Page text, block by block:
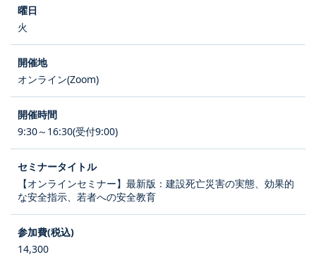
火
オンライン(Zoom)
9:30～16:30(受付9:00)
【オンラインセミナー】最新版：建設死亡災害の実態、効果的
な安全指示、若者への安全教育
14,300